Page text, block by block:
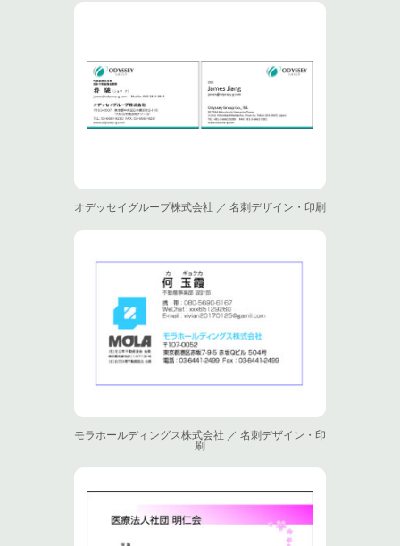
オデッセイグループ株式会社 ／ 名刺デザイン・印刷
モラホールディングス株式会社 ／ 名刺デザイン・印
刷